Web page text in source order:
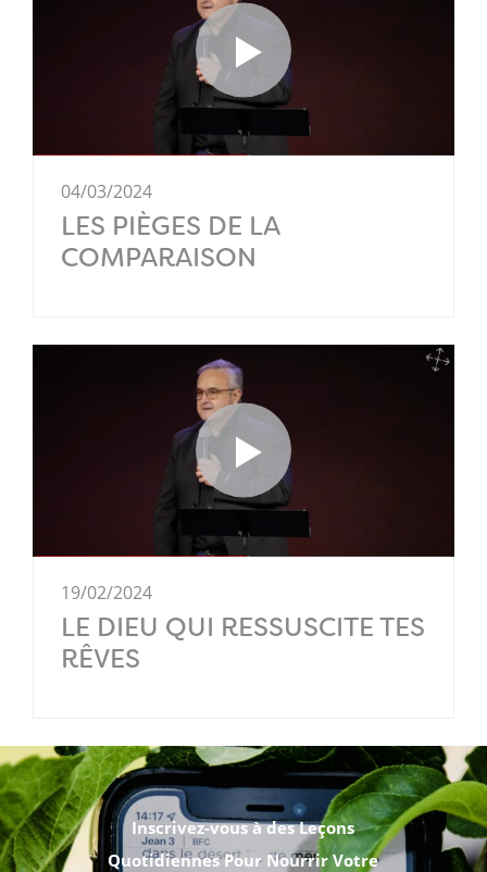
04/03/2024
LES PIÈGES DE LA
COMPARAISON
19/02/2024
LE DIEU QUI RESSUSCITE TES
RÊVES
Inscrivez-vous à des Leçons
Quotidiennes Pour Nourrir Votre